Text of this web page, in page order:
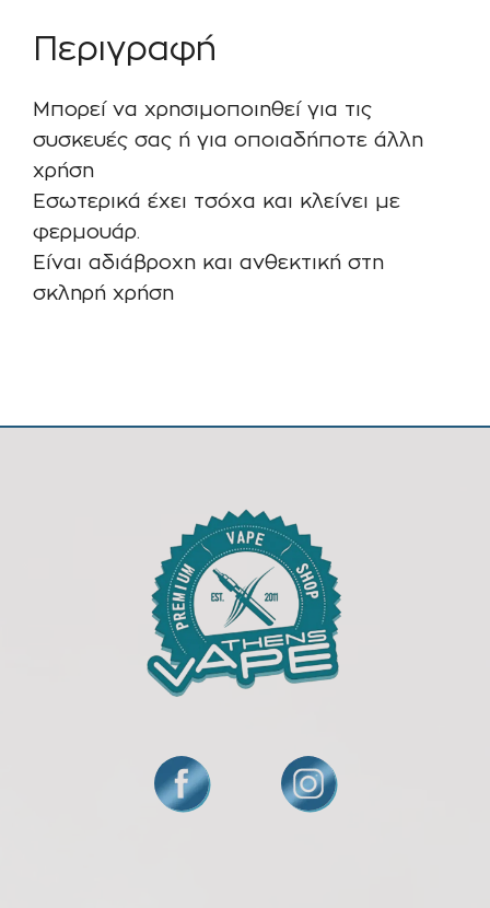
Περιγραφή
Μπορεί να χρησιμοποιηθεί για τις
συσκευές σας ή για οποιαδήποτε άλλη
χρήση
Εσωτερικά έχει τσόχα και κλείνει με
φερμουάρ.
Είναι αδιάβροχη και ανθεκτική στη
σκληρή χρήση